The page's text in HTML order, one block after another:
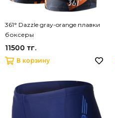
361° Dazzle gray-orange плавки
боксеры
11500 тг.
В корзину